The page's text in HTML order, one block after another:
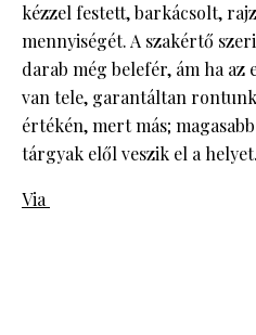
kézzel festett, barkácsolt,
mennyiségét. A szakértő
darab még belefér, ám ha az
van tele, garantáltan
értékén, mert más;
tárgyak elől veszik el a helyet.
Via